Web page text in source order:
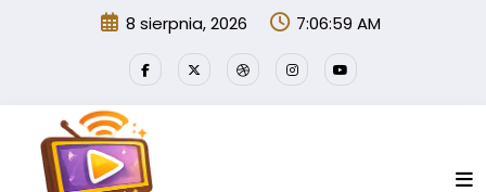
8 sierpnia, 2026 7:07:00 AM